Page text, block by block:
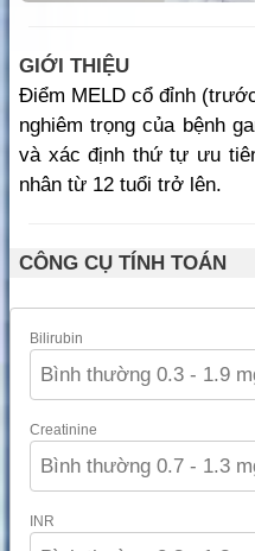
GIỚI THIỆU
Điểm MELD cổ đỉnh
nghiêm trọng của bệnh
và xác định thứ tự ưu
nhân từ 12 tuổi trở lên.
CÔNG CỤ TÍNH TOÁN
Bilirubin
Creatinine
INR